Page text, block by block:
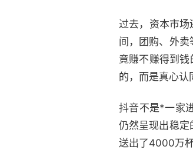
过去，资本市场
间，团购、外
竟赚不赚得到
的，而是真心认
抖音不是*一家
仍然呈现出稳定
送出了4000万杯